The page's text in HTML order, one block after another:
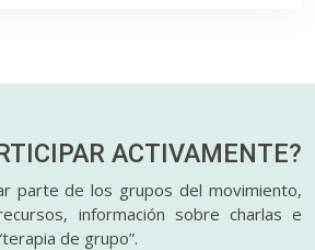
ACTIVAMENTE?
parte de los grupos del movimiento,
información sobre charlas e
de grupo”.